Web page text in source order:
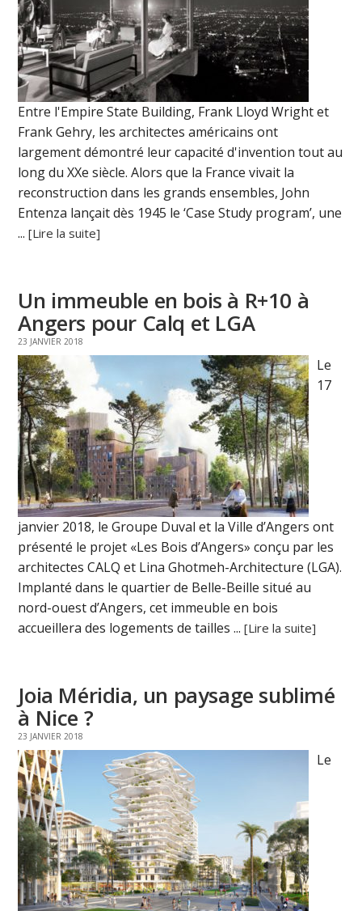
Entre l'Empire State Building, Frank Lloyd Wright et
Frank Gehry, les architectes américains ont
largement démontré leur capacité d'invention tout au
long du XXe siècle. Alors que la France vivait la
reconstruction dans les grands ensembles, John
Entenza lançait dès 1945 le ‘Case Study program’, une
...[Lire la suite]
Un immeuble en bois à R+10 à
Angers pour Calq et LGA
23 JANVIER 2018
Le
17
janvier 2018, le Groupe Duval et la Ville d’Angers ont
présenté le projet «Les Bois d’Angers» conçu par les
architectes CALQ et Lina Ghotmeh-Architecture (LGA).
Implanté dans le quartier de Belle-Beille situé au
nord-ouest d’Angers, cet immeuble en bois
accueillera des logements de tailles ...[Lire la suite]
Joia Méridia, un paysage sublimé
à Nice ?
23 JANVIER 2018
Le